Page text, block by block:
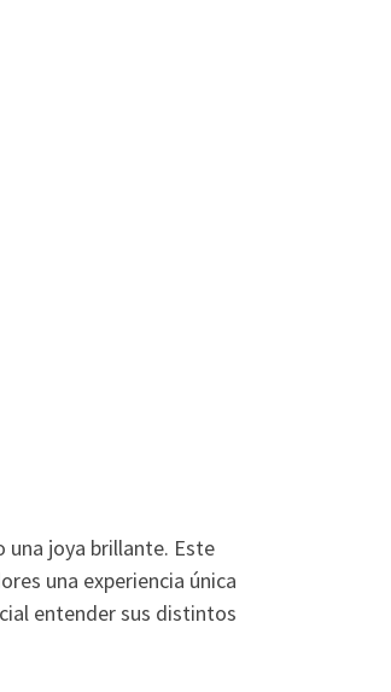
una joya brillante. Este
una experiencia única
entender sus distintos